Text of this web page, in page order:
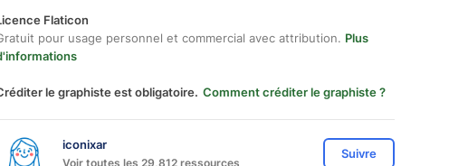
Flaticon
pour usage personnel et commercial avec attribution. Plus
le graphiste est obligatoire. Comment créditer le graphiste ?
iconixar
Voir toutes les 29,812 ressources
Suivre